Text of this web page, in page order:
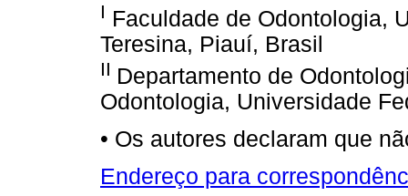
I Faculdade de Odontologia,
Teresina, Piauí, Brasil
II Departamento de
Odontologia, Universidade
• Os autores declaram que
Endereço para